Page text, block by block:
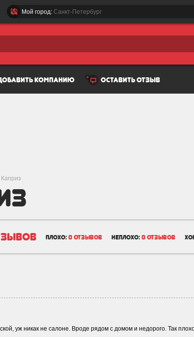
Мой город: Санкт-Петербург
компанию оставить отзыв
плохо: 0 отзывов неплохо: 0 отзывов
уж никак не салоне. Вроде рядом с домом и недорого. Так